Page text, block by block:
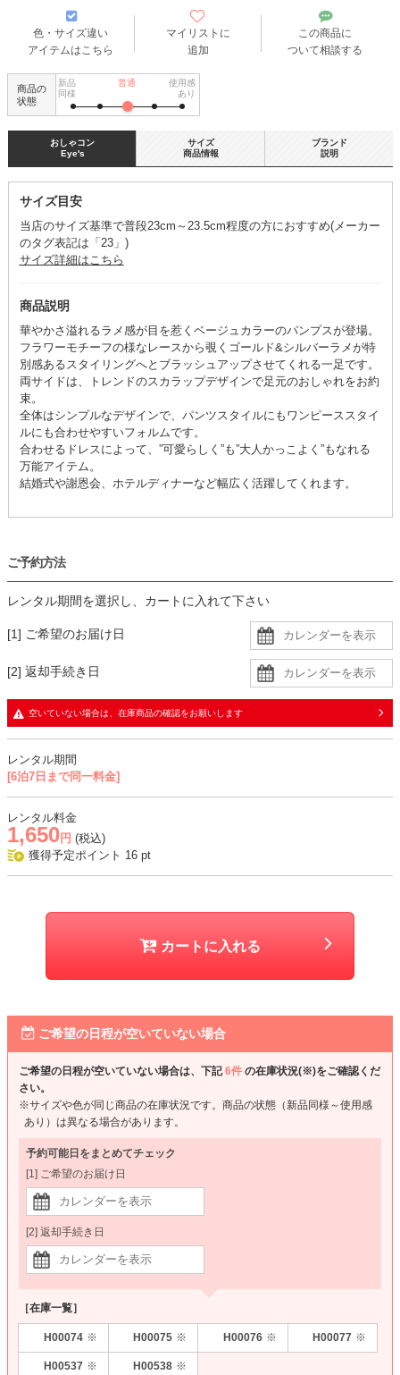
色・サイズ違い
アイテムはこちら
マイリストに
追加
この商品に
ついて相談する
商品の
状態
新品
同様
普通
使用感
あり
おしゃコン
Eye's
サイズ目安
当店のサイズ基準で普段23cm～23.5cm程度の方におすすめ(メーカー
のタグ表記は「23」)
サイズ詳細はこちら
商品説明
華やかさ溢れるラメ感が目を惹くベージュカラーのパンプスが登場。
フラワーモチーフの様なレースから覗くゴールド&シルバーラメが特
別感あるスタイリングへとブラッシュアップさせてくれる一足です。
両サイドは、トレンドのスカラップデザインで足元のおしゃれをお約
束。
全体はシンプルなデザインで、パンツスタイルにもワンピーススタイ
ルにも合わせやすいフォルムです。
合わせるドレスによって、”可愛らしく”も”大人かっこよく”もなれる
万能アイテム。
結婚式や謝恩会、ホテルディナーなど幅広く活躍してくれます。
サイズ
商品情報
ブランド
説明
ご予約方法
レンタル期間を選択し、カートに入れて下さい
[1] ご希望のお届け日
[2] 返却手続き日
空いていない場合は、在庫商品の確認をお願いします
レンタル期間
[6泊7日まで同一料金]
レンタル料金
1,650 円 (税込)
獲得予定ポイント 16 pt
カートに入れる
ご希望の日程が空いていない場合
ご希望の日程が空いていない場合は、下記6件 の在庫状況(※)をご確認くだ
さい。
※サイズや色が同じ商品の在庫状況です。商品の状態（新品同様～使用感
あり）は異なる場合があります。
予約可能日をまとめてチェック
[1] ご希望のお届け日
[2] 返却手続き日
［在庫一覧］
H00074 ※ H00075 ※ H00076 ※ H00077 ※
H00537 ※ H00538 ※